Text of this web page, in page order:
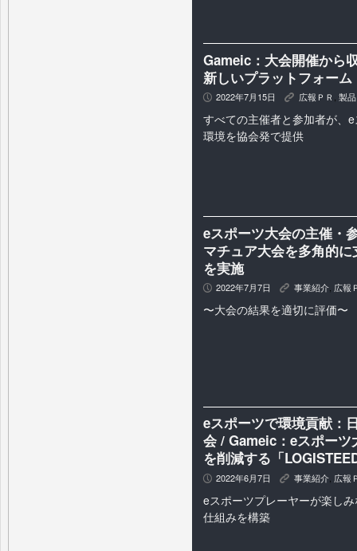
Gameic：大会開催から
新しいプラットフォー
P 2022年7月15日 K 広報ＰＲ 製
すべての主催者と参加者が、
環境を協会発で提供
eスポーツ大会の主催・
マチュア大会を多角的
を実施
P 2022年7月7日 K 事業紹介 広報
〜大会の結果を適切に評価〜
eスポーツで環境貢献：
会 / Gameic：eスポーツ
を削減する「
P 2022年6月7日 K 事業紹介 広報
eスポーツプレーヤーが楽し
仕組みを構築